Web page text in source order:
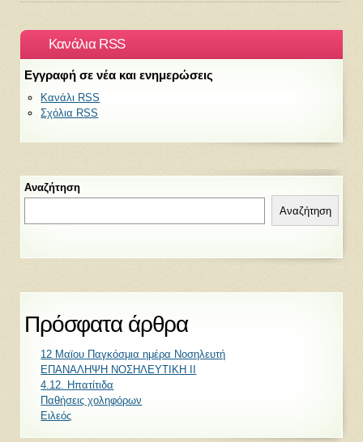
Κανάλια RSS
Εγγραφή σε νέα και ενημερώσεις
Κανάλι RSS
Σχόλια RSS
Αναζήτηση
Αναζήτηση
Πρόσφατα άρθρα
12 Μαϊου Παγκόσμια ημέρα Νοσηλευτή
ΕΠΑΝΑΛΗΨΗ ΝΟΣΗΛΕΥΤΙΚΗ ΙΙ
4.12. Ηπατίτιδα
Παθήσεις χοληφόρων
Ειλεός